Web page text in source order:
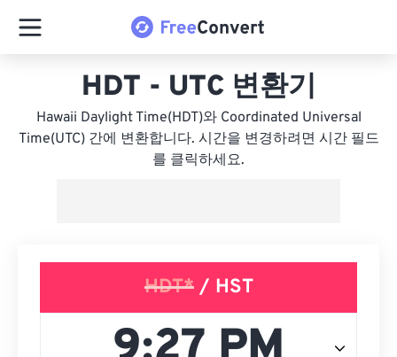
HDT - UTC 변환기
Hawaii Daylight Time(HDT)와 Coordinated Universal
Time(UTC) 간에 변환합니다. 시간을 변경하려면 시간 필드
를 클릭하세요.
HDT*/ HST